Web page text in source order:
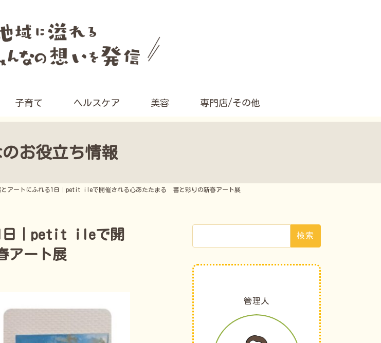
子育て ヘルスケア 美容 専門店/その他
お役立ち情報
とアートにふれる1日｜petit ileで開催される心あたたまる 書と彩りの新春アート展
1日｜petit ileで開
アート展
検
管理人